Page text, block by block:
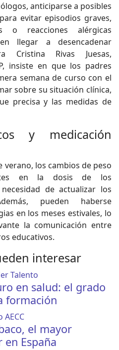
anticiparse a posibles
evitar episodios graves,
o reacciones alérgicas
llegar a desencadenar
Cristina Rivas Juesas,
insiste en que los padres
semana de curso con el
sobre su situación clínica,
precisa y las medidas de
y medicación
verano, los cambios de peso
en la dosis de los
de actualizar los
pueden haberse
en los meses estivales, lo
la comunicación entre
educativos.
interesar
en salud: el grado
formación
el mayor
España